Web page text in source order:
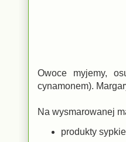
Owoce myjemy,
cynamonem).
Na wysmarowanej
produkty sypkie